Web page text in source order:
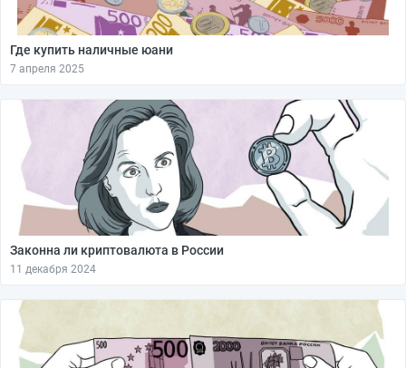
Где купить наличные юани
7 апреля 2025
Законна ли криптовалюта в России
11 декабря 2024